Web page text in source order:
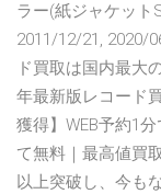
ラー(紙ジャケット
2011/12/21, 2020/
ド買取は国内最大
年最新版レコード
獲得】WEB予約1
て無料｜最高値買
以上突破し、今も